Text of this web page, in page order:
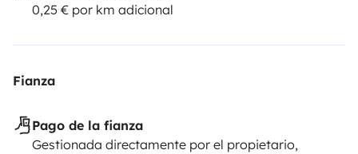
0,25 € por km adicional
Fianza
Pago de la fianza
Gestionada directamente por el propietario,